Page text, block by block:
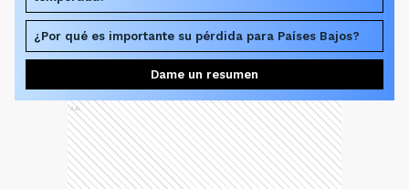
¿Por qué es importante su pérdida para Países Bajos?
Dame un resumen
Ads